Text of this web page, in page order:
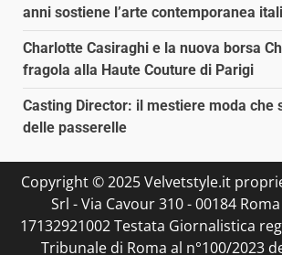
anni sostiene l’arte contemporanea
Charlotte Casiraghi e la nuova borsa
fragola alla Haute Couture di Parigi
Casting Director: il mestiere moda che
delle passerelle
Copyright © 2025 Velvetstyle.it
Srl - Via Cavour 310 - 00184 Roma
17132921002 Testata Giornalistica
Tribunale di Roma al n°100/2023